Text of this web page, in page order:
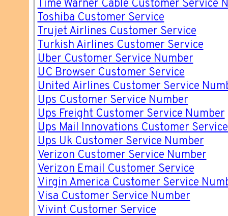
Time Warner Cable Customer Service
Toshiba Customer Service
Trujet Airlines Customer Service
Turkish Airlines Customer Service
Uber Customer Service Number
UC Browser Customer Service
United Airlines Customer Service
Ups Customer Service Number
Ups Freight Customer Service Number
Ups Mail Innovations Customer
Ups Uk Customer Service Number
Verizon Customer Service Number
Verizon Email Customer Service
Virgin America Customer Service
Visa Customer Service Number
Vivint Customer Service